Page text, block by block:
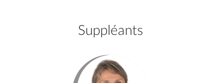
Suppléants